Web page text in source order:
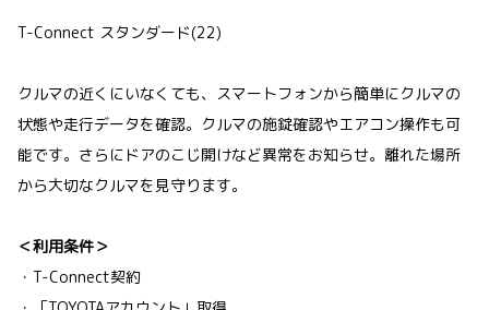
T-Connect スタンダード(22)
クルマの近くにいなくても、スマートフォンから簡単にクルマの
状態や走行データを確認。クルマの施錠確認やエアコン操作も可
能です。さらにドアのこじ開けなど異常をお知らせ。離れた場所
から大切なクルマを見守ります。
＜利用条件＞
・T-Connect契約